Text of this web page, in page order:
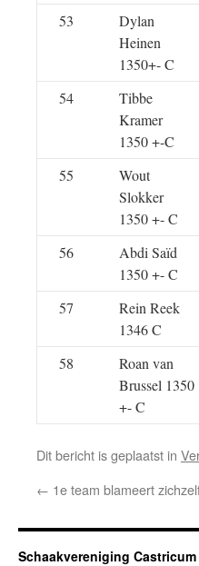
53
Dylan
Heinen
1350+- C
54
Tibbe
Kramer
1350 +-C
55
Wout
Slokker
1350 +- C
56
Abdi Saïd
1350 +- C
57
Rein Reek
1346 C
58
Roan van
Brussel 1350
+- C
Dit bericht is geplaatst in
← 1e team blameert
Schaakvereniging Castricum